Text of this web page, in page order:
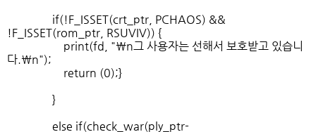
if(!F_ISSET(crt_ptr, PCHAOS) &&
!F_ISSET(rom_ptr, RSUVIV)) {
print(fd, "\n그 사용자는 선해서 보호받고 있습니
다.\n");
return (0);}
}
else if(check_war(ply_ptr-